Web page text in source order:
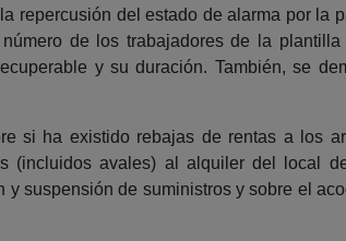
repercusión del estado de alarma por la
de los trabajadores de la
y su duración. También, se
si ha existido rebajas de rentas a los
(incluidos avales) al alquiler del local
suspensión de suministros y sobre el